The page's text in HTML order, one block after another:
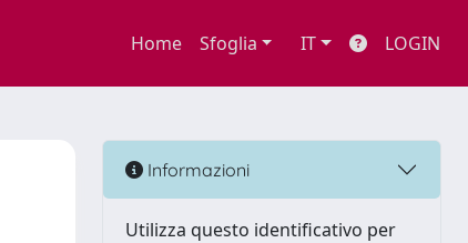
Home Sfoglia IT LOGIN
Informazioni
Utilizza questo identificativo per